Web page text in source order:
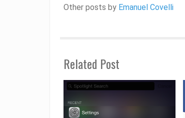
Other posts by Emanuel Covelli
Related Post